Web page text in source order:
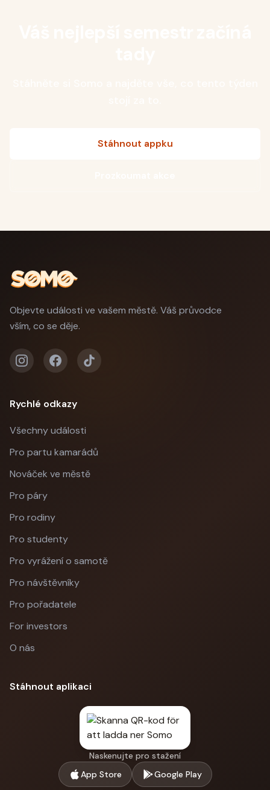
Stáhnout appku
Objevte události ve vašem městě. Váš průvodce
vším, co se děje.
Rychlé odkazy
Všechny události
Pro partu kamarádů
Nováček ve městě
Pro páry
Pro rodiny
Pro studenty
Pro vyrážení o samotě
Pro návštěvníky
Pro pořadatele
For investors
O nás
Stáhnout aplikaci
Naskenujte pro stažení
App Store
Google Play